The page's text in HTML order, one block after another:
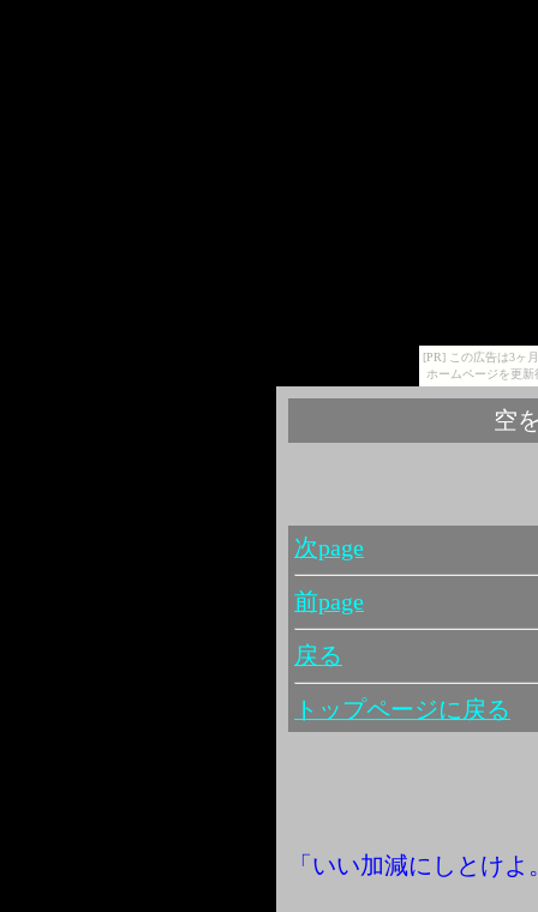
[PR] この広告は3ヶ
ホームページを更
空
次page
前page
戻る
トップページに戻る
「いい加減にしとけ